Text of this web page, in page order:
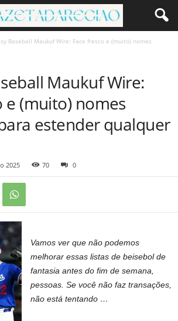
Baseball Maukuf Wire: Face fresco e (muito) nomes
Maukuf Wire:
e (muito) nomes
estender qualquer
2025 70 0
Vamos ver que não podemos
melhorar essas listas de beisebol de
fantasia antes do fim de semana,
pessoas. Se você não faz transações,
não está tentando …